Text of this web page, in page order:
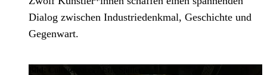
Dialog zwischen Industriedenkmal, Geschichte und
Gegenwart.
Culturespaces / Eric Spiller